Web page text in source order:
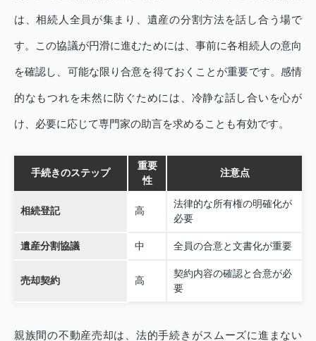
は、相続人全員が集まり、遺産の分割方法を話し合う場で
す。この協議が円滑に進むためには、事前に各相続人の意向
を確認し、可能な限り合意を得ておくことが重要です。感情
的なもつれを未然に防ぐためには、冷静な話し合いを心が
け、必要に応じて専門家の助言を求めることも有効です。
手続きのステップ
重要
性
注意点
相続登記 高
法律的な所有権の明確化が
必要
遺産分割協議 中 全員の合意と文書化が重要
売却契約 高
契約内容の確認と合意が必
要
親族間の不動産売却は、法的手続きがスムーズに進まない